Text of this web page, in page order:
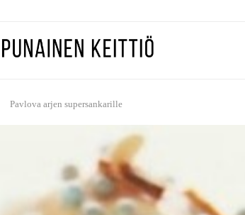
Pavlova arjen supersankarille